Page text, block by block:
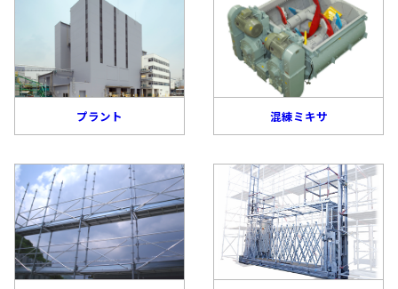
プラント 混練ミキサ